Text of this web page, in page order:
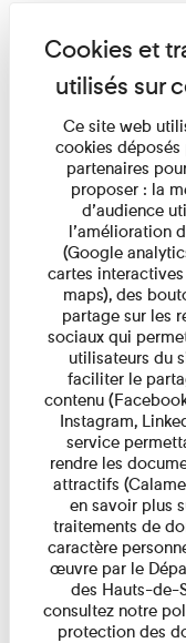
Ce site web
cookies déposés
partenaires
proposer : la
d’audience
l’amélioration
(Google
cartes
maps), des
partage sur les
sociaux qui
utilisateurs du
faciliter le
contenu
Instagram,
service
rendre les
attractifs
en savoir plus
traitements de
caractère
œuvre par le
des Hauts-de-
consultez notre
protection des